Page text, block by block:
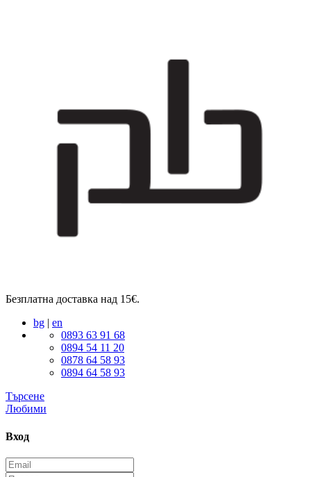
Безплатна доставка над 15€.
bg | en
0893 63 91 68
0894 54 11 20
0878 64 58 93
0894 64 58 93
Търсене
Любими
Вход